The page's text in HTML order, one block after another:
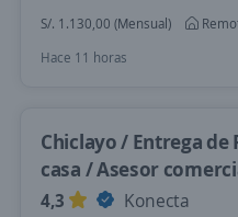
S/. 1.130,00 (Mensual)
Hace 11 horas
Chiclayo / Entrega de
casa / Asesor
4,3
Konecta